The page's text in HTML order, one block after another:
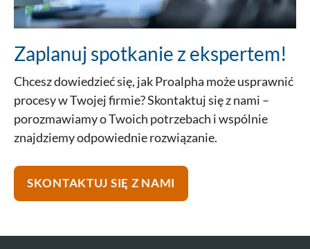
Zaplanuj spotkanie z ekspertem!
Chcesz dowiedzieć się, jak Proalpha może usprawnić
procesy w Twojej firmie? Skontaktuj się z nami –
porozmawiamy o Twoich potrzebach i wspólnie
znajdziemy odpowiednie rozwiązanie.
Skontaktuj się z nami